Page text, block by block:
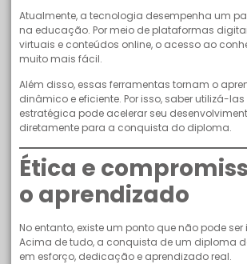
Atualmente, a tecnologia desempenha um
na educação. Por meio de plataformas
virtuais e conteúdos online, o acesso ao
muito mais fácil.
Além disso, essas ferramentas tornam o
dinâmico e eficiente. Por isso, saber utilizá-
estratégica pode acelerar seu
diretamente para a conquista do diploma.
Ética e
o aprendizado
No entanto, existe um ponto que não pode
Acima de tudo, a conquista de um diploma
em esforço, dedicação e aprendizado real.